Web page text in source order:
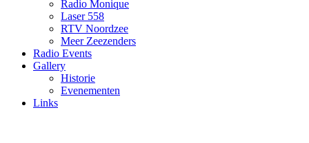
Radio Monique
Laser 558
RTV Noordzee
Meer Zeezenders
Radio Events
Gallery
Historie
Evenementen
Links